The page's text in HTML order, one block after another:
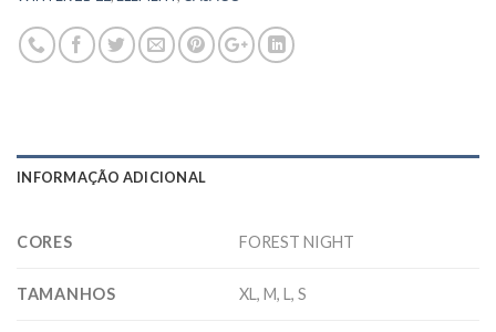
INFORMAÇÃO ADICIONAL
CORES FOREST NIGHT
TAMANHOS XL, M, L, S